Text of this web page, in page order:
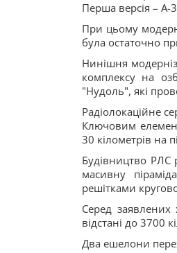
Перша версія – А-
При цьому
була остаточно
Нинішня
комплексу на
"Нудоль", які
Радіолокаційне
Ключовим
30 кілометрів на
Будівництво РЛС
масивну
решітками
Серед
відстані до 3700
Два ешелони